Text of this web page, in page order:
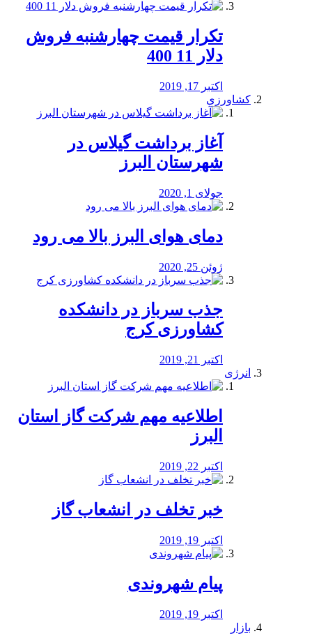
تکرار قیمت چهارشنبه فروش
دلار 11 400
اکتبر 17, 2019
کشاورزی
آغاز برداشت گیلاس در
شهرستان البرز
جولای 1, 2020
دمای هوای البرز بالا می رود
ژوئن 25, 2020
جذب سرباز در دانشکده
کشاورزی کرج
اکتبر 21, 2019
انرژی
️اطلاعیه مهم شرکت گاز استان
البرز
اکتبر 22, 2019
خبر تخلف در انشعاب گاز
اکتبر 19, 2019
پیام شهروندی
اکتبر 19, 2019
بازار